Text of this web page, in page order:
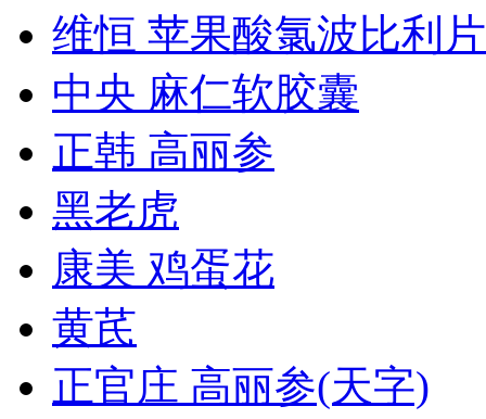
维恒 苹果酸氯波比利片
中央 麻仁软胶囊
正韩 高丽参
黑老虎
康美 鸡蛋花
黄芪
正官庄 高丽参(天字)